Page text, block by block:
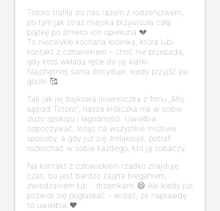
Totoro trafiła do nas razem z rodzeństwem,
po tym jak straż miejska przywiozła całą
piątkę po śmierci ich opiekuna 💔
To niezwykle kochana królinka, która lubi
kontakt z człowiekiem – choć nie przepada,
gdy ktoś wkłada ręce do jej klatki.
Najchętniej sama decyduje, kiedy przyjść po
głaski 🥰
Tak jak jej bajkowa imienniczka z filmu „Mój
sąsiad Totoro”, nasza króliczka ma w sobie
dużo spokoju i łagodności. Uwielbia
odpoczywać, leżąc na wszystkie możliwe
sposoby, a gdy już się zrelaksuje, potrafi
rozkochać w sobie każdego, kto ją zobaczy.
Na kontakt z człowiekiem rzadko znajduje
czas, bo jest bardzo zajęta bieganiem,
zwiedzaniem lub... drzemkami 😄 Ale kiedy już
pozwoli się pogłaskać – widać, że naprawdę
to uwielbia ❤️